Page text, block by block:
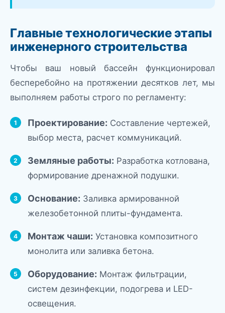
Главные технологические этапы
инженерного строительства
Чтобы ваш новый бассейн функционировал
бесперебойно на протяжении десятков лет, мы
выполняем работы строго по регламенту:
Проектирование: Составление чертежей,
выбор места, расчет коммуникаций.
Земляные работы: Разработка котлована,
формирование дренажной подушки.
Основание: Заливка армированной
железобетонной плиты-фундамента.
Монтаж чаши: Установка композитного
монолита или заливка бетона.
Оборудование: Монтаж фильтрации,
систем дезинфекции, подогрева и LED-
освещения.